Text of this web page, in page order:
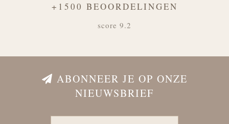
+1500 BEOORDELINGEN
score 9.2
ABONNEER JE OP ONZE
NIEUWSBRIEF